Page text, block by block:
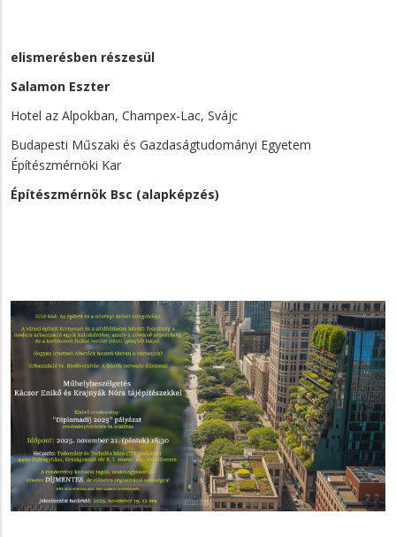
elismerésben részesül
Salamon Eszter
Hotel az Alpokban, Champex-Lac, Svájc
Budapesti Műszaki és Gazdaságtudományi Egyetem
Építészmérnöki Kar
Építészmérnök Bsc (alapképzés)